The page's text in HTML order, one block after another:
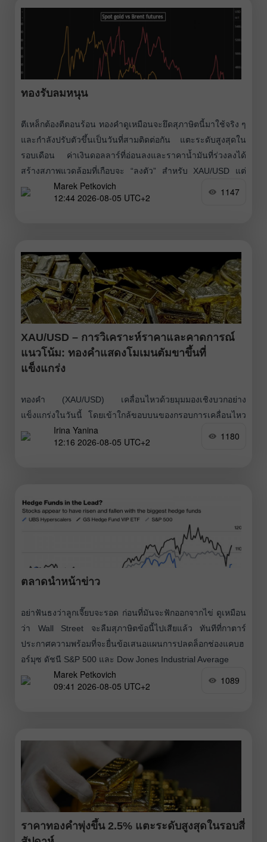
ทองรับลมหนุน
ตีเหล็กต้องตีตอนร้อน ทองคำดูเหมือนจะยึดสุภาษิตนี้มาใช้จริง ๆ
และกำลังปรับตัวขึ้นเป็นวันที่สามติดต่อกัน แตะระดับสูงสุดใน
รอบเดือน ค่าเงินดอลลาร์ที่อ่อนลงและราคาน้ำมันที่ร่วงลงได้
สร้างสภาพแวดล้อมที่เกือบจะ “ลงตัว” สำหรับ XAU/USD แต่
บรรดานักลงทุนยังชะลอการฉลอง พร้อมจับตาดูข้อมูลการจ้าง
งานสหรัฐฯ อย่างกังวล ซึ่งจะเป็นตัวชี้ขาดเส้นทางอัตราดอกเบี้ย
Marek Petkovich
12:44 2026-08-05 UTC+2
1147
XAU/USD – การวิเคราะห์ราคาและคาดการณ์
แนวโน้ม: ทองคำแสดงโมเมนตัมขาขึ้นที่
แข็งแกร่ง
ทองคำ (XAU/USD) เคลื่อนไหวด้วยมุมมองเชิงบวกอย่าง
แข็งแกร่งในวันนี้ โดยเข้าใกล้ขอบบนของกรอบการเคลื่อนไหว
รายเดือน ความเชื่อมั่นที่ฟื้นตัวขึ้นเกี่ยวกับโอกาสในการบรรลุ
ข้อตกลงระหว่างสหรัฐอเมริกาและอิหร่าน รวมถึงความเป็นไป
ปัจจัยสนับสนุนสำคัญต่อทองคำ ช่วยให้ราคาปรับตัวขึ้นต่อเนื่อง
เป็นวันที่สองติดต่อกัน แม้จะมีสัญญาณที่หลากหลาย แต่ผู้เล่นใน
ตลาดยังคงคาดหวังถึงการคลี่คลายความขัดแย้งยืดเยื้อนานห้า
Irina Yanina
12:16 2026-08-05 UTC+2
1180
ตลาดนำหน้าข่าว
อย่าฟันธงว่าลูกเจี๊ยบจะรอด ก่อนที่มันจะฟักออกจากไข่ ดูเหมือน
ว่า Wall Street จะลืมสุภาษิตข้อนี้ไปเสียแล้ว ทันทีที่กาตาร์
ประกาศความพร้อมที่จะยื่นข้อเสนอแผนการปลดล็อกช่องแคบฮ
อร์มุซ ดัชนี S&P 500 และ Dow Jones Industrial Average
Marek Petkovich
09:41 2026-08-05 UTC+2
1089
ราคาทองคำพุ่งขึ้น 2.5% แตะระดับสูงสุดในรอบสี่